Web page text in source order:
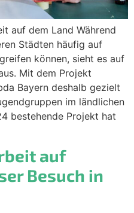
auf dem Land Während
Städten häufig auf
können, sieht es auf
Mit dem Projekt
Bayern deshalb gezielt
im ländlichen
bestehende Projekt hat
auf
Besuch in